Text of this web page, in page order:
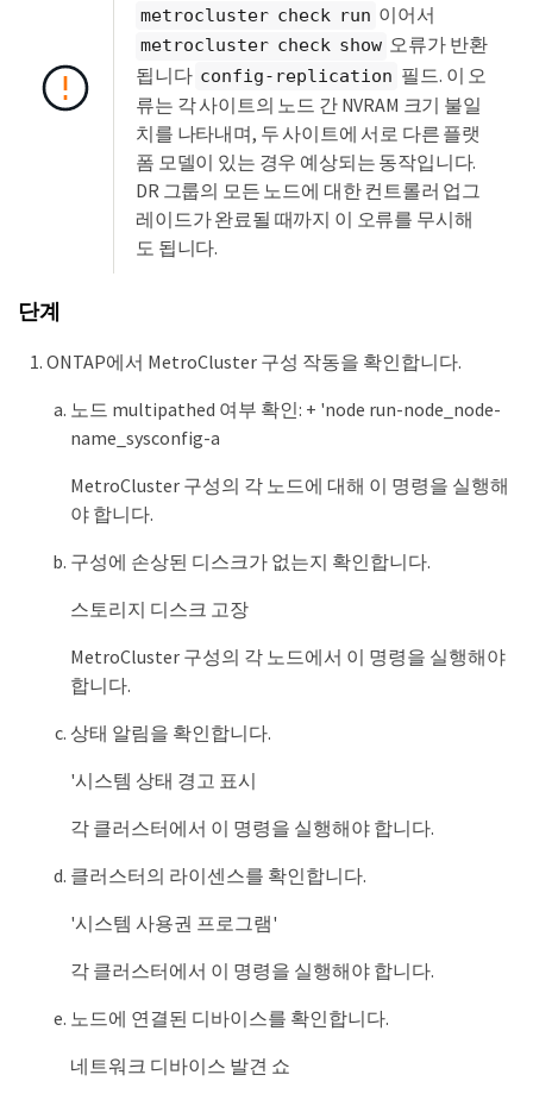
metrocluster check run 이어서
metrocluster check show 오류가 반환
됩니다 config-replication 필드. 이 오
류는 각 사이트의 노드 간 NVRAM 크기 불일
치를 나타내며, 두 사이트에 서로 다른 플랫
폼 모델이 있는 경우 예상되는 동작입니다.
DR 그룹의 모든 노드에 대한 컨트롤러 업그
레이드가 완료될 때까지 이 오류를 무시해
도 됩니다.
단계
ONTAP에서 MetroCluster 구성 작동을 확인합니다.
노드 multipathed 여부 확인: + 'node run-node_node-
name_sysconfig-a
MetroCluster 구성의 각 노드에 대해 이 명령을 실행해
야 합니다.
구성에 손상된 디스크가 없는지 확인합니다.
스토리지 디스크 고장
MetroCluster 구성의 각 노드에서 이 명령을 실행해야
합니다.
상태 알림을 확인합니다.
'시스템 상태 경고 표시
각 클러스터에서 이 명령을 실행해야 합니다.
클러스터의 라이센스를 확인합니다.
'시스템 사용권 프로그램'
각 클러스터에서 이 명령을 실행해야 합니다.
노드에 연결된 디바이스를 확인합니다.
네트워크 디바이스 발견 쇼